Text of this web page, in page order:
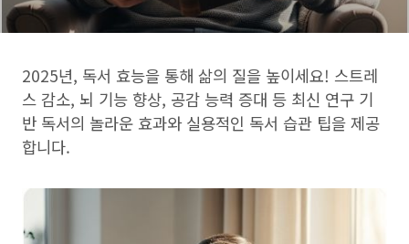
2025년, 독서 효능을 통해 삶의 질을 높이세요! 스트레
스 감소, 뇌 기능 향상, 공감 능력 증대 등 최신 연구 기
반 독서의 놀라운 효과와 실용적인 독서 습관 팁을 제공
합니다.